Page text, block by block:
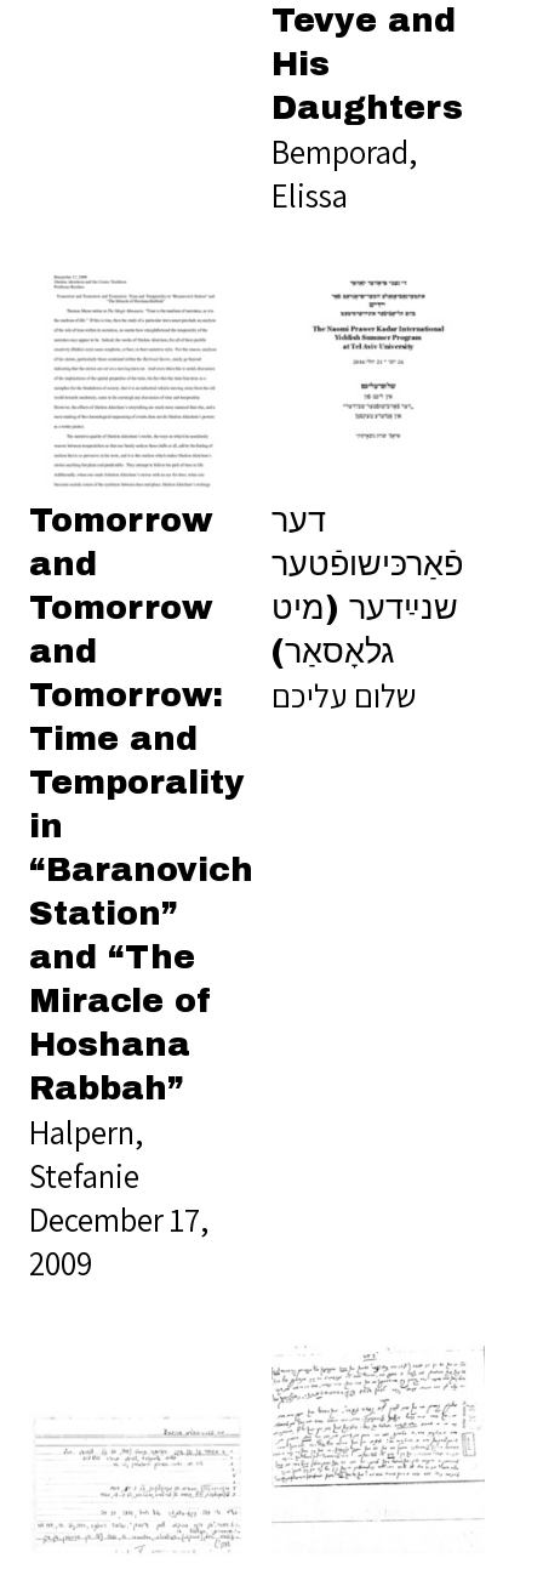
Tevye and
His
Daughters
Bemporad,
Elissa
Tomorrow
and
Tomorrow
and
Tomorrow:
Time and
Temporality
in
“Baranovich
Station”
and “The
Miracle of
Hoshana
Rabbah”
Halpern,
Stefanie
December 17,
2009
דער
פֿאַרכּישופֿטער
שנײַדער (מיט
גלאָסאַר)
שלום עליכם